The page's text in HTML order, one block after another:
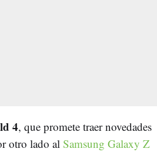
4, que promete traer novedades
otro lado al Samsung Galaxy Z